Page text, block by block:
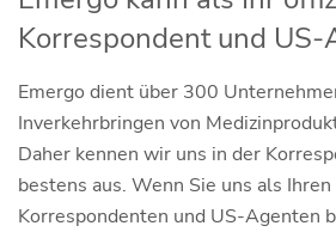
Korrespondent und
Emergo dient über 300
Inverkehrbringen von
Daher kennen wir uns in der
bestens aus. Wenn Sie uns als
Korrespondenten und US-Agenten